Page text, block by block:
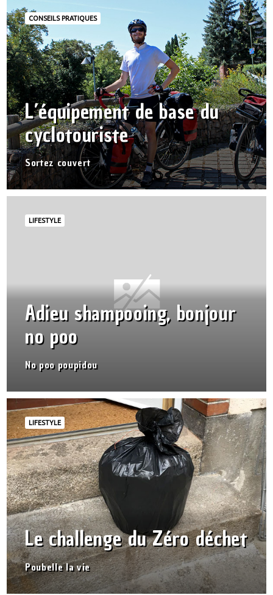
CONSEILS PRATIQUES
L’équipement de base du
cyclotouriste
Sortez couvert
LIFESTYLE
Adieu shampooing, bonjour
no poo
No poo poupidou
LIFESTYLE
Le challenge du Zéro déchet
Poubelle la vie